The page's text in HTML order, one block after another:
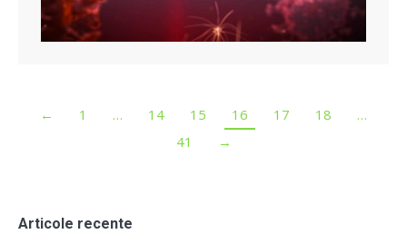
← 1 … 14 15 16 17 18
…
41
→
Articole recente